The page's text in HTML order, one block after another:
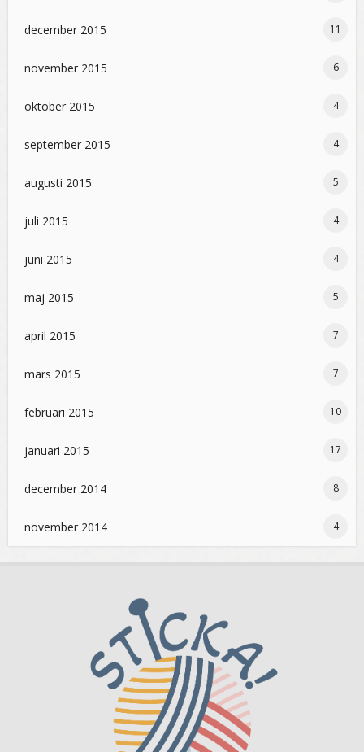
december 2015 11
november 2015 6
oktober 2015 4
september 2015 4
augusti 2015 5
juli 2015 4
juni 2015 4
maj 2015 5
april 2015 7
mars 2015 7
februari 2015 10
januari 2015 17
december 2014 8
november 2014 4